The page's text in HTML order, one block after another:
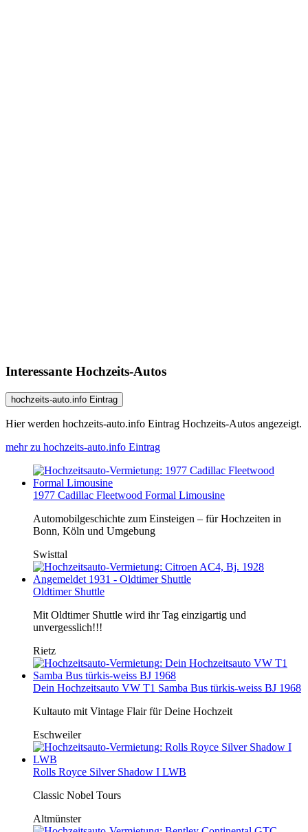
Interessante Hochzeits-Autos
hochzeits-auto.info Eintrag
Hier werden hochzeits-auto.info Eintrag Hochzeits-Autos angezeigt.
mehr zu hochzeits-auto.info Eintrag
1977 Cadillac Fleetwood Formal Limousine
Automobilgeschichte zum Einsteigen – für Hochzeiten in
Bonn, Köln und Umgebung
Swisttal
Oldtimer Shuttle
Mit Oldtimer Shuttle wird ihr Tag einzigartig und
unvergesslich!!!
Rietz
Dein Hochzeitsauto VW T1 Samba Bus türkis-weiss BJ 1968
Kultauto mit Vintage Flair für Deine Hochzeit
Eschweiler
Rolls Royce Silver Shadow I LWB
Classic Nobel Tours
Altmünster